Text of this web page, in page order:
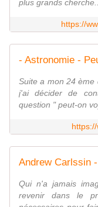
plus grands cherche...
https://
Suite a mon 24 ème
j'ai décider de
question " peut-on
Qui n'a jamais
revenir dans le